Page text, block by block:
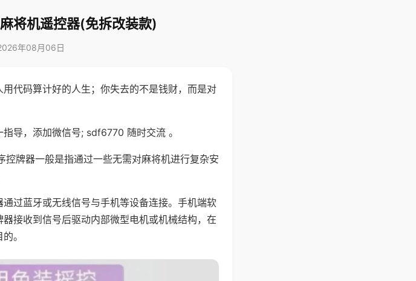
将机遥控器(免拆改装款)
年08月06日
代码算计好的人生；你失去的不是钱财，而是对
导，添加微信号; sdf6770 随时交流 。
牌器一般是指通过一些无需对麻将机进行复杂安
过蓝牙或无线信号与手机等设备连接。手机端软
接收到信号后驱动内部微型电机或机械结构，在
。